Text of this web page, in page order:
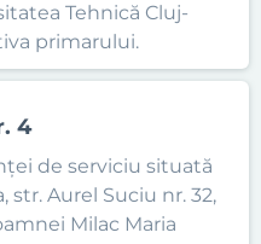
Tehnică Cluj-
primarului.
4
de serviciu situată
Aurel Suciu nr. 32,
Milac Maria